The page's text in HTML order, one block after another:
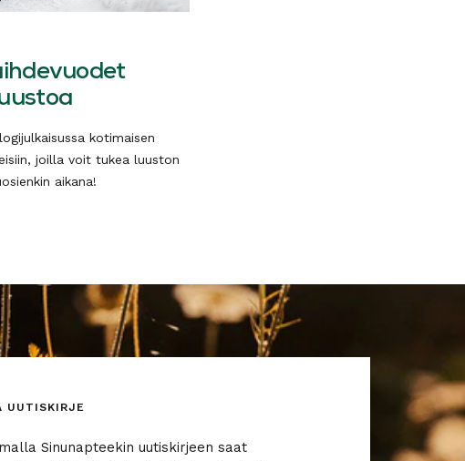
kotimaisen
joilla voit tukea luuston
aikana!
UUTISKIRJE
Sinunapteekin uutiskirjeen saat